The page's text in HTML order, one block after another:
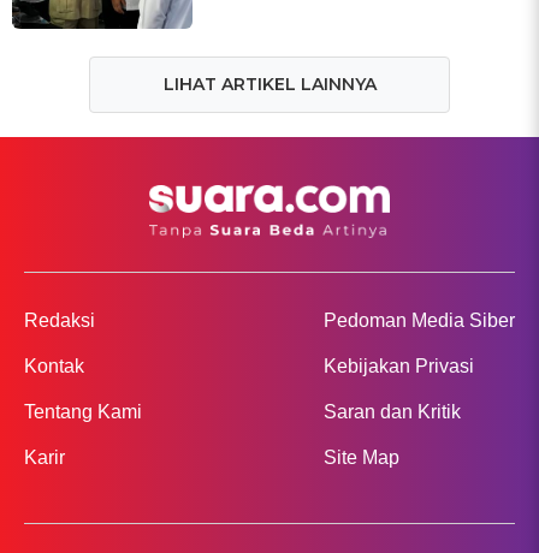
LIHAT ARTIKEL LAINNYA
Redaksi
Kontak
Tentang Kami
Karir
Pedoman Media Siber
Kebijakan Privasi
Saran dan Kritik
Site Map